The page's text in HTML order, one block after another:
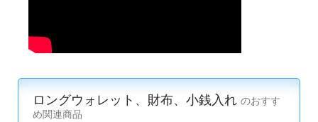
ロングウォレット、財布、小銭入れ のおすす
め関連商品